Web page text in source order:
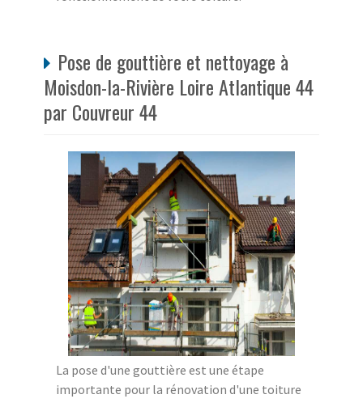
Pose de gouttière et nettoyage à
Moisdon-la-Rivière Loire Atlantique 44
par Couvreur 44
La pose d'une gouttière est une étape
importante pour la rénovation d'une toiture